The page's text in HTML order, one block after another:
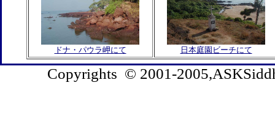
ドナ・パウラ岬にて 日本庭園ビーチにて
Copyrights © 2001-